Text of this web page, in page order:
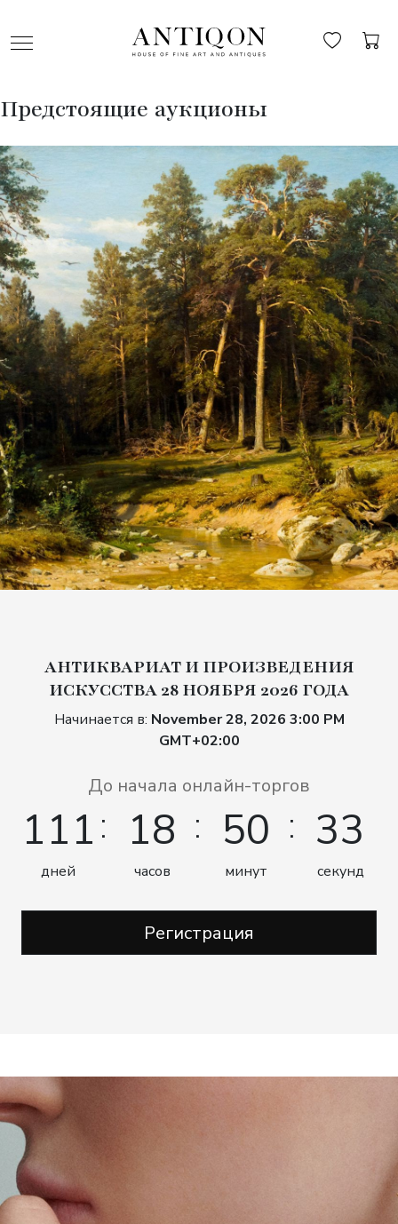
Предстоящие аукционы
АНТИКВАРИАТ И ПРОИЗВЕДЕНИЯ
ИСКУССТВА 28 НОЯБРЯ 2026 ГОДА
Начинается в: November 28, 2026 3:00 PM
GMT+02:00
До начала онлайн-торгов
111
дней
18
часов
50
минут
32
секунд
Регистрация